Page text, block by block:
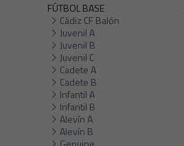
FÚTBOL BASE
Cádiz CF Balón
Juvenil A
Juvenil B
Juvenil C
Cadete A
Cadete B
Infantil A
Infantil B
Alevín A
Alevín B